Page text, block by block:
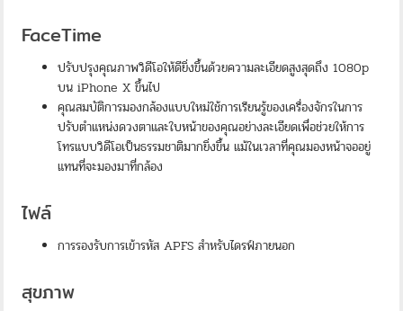
FaceTime
ปรับปรุงคุณภาพวิดีโอให้ดียิ่งขึ้นด้วยความละเอียดสูงสุดถึง 1080p
บน iPhone X ขึ้นไป
คุณสมบัติการมองกล้องแบบใหม่ใช้การเรียนรู้ของเครื่องจักรในการ
ปรับตำแหน่งดวงตาและใบหน้าของคุณอย่างละเอียดเพื่อช่วยให้การ
โทรแบบวิดีโอเป็นธรรมชาติมากยิ่งขึ้น แม้ในเวลาที่คุณมองหน้าจออยู่
แทนที่จะมองมาที่กล้อง
ไฟล์
การรองรับการเข้ารหัส APFS สำหรับไดรฟ์ภายนอก
สุขภาพ